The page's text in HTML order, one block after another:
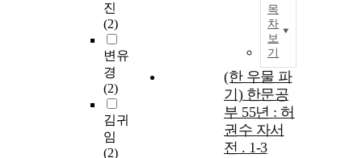
진
(2)
변유
경
(2)
김귀
임
(2)
목
차
보
기
(한 우물 파
기) 한문공
부 55년 : 허
권수 자서
전 . 1-3